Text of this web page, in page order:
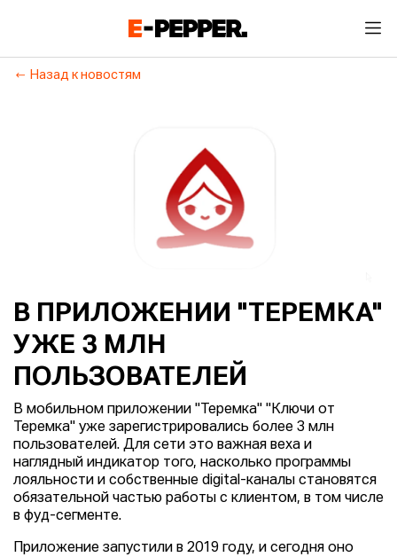
Назад к новостям
В ПРИЛОЖЕНИИ "ТЕРЕМКА"
УЖЕ 3 МЛН
ПОЛЬЗОВАТЕЛЕЙ
В мобильном приложении "Теремка" "Ключи от
Теремка" уже зарегистрировались более 3 млн
пользователей. Для сети это важная веха и
наглядный индикатор того, насколько программы
лояльности и собственные digital-каналы становятся
обязательной частью работы с клиентом, в том числе
в фуд-сегменте.
Приложение запустили в 2019 году, и сегодня оно